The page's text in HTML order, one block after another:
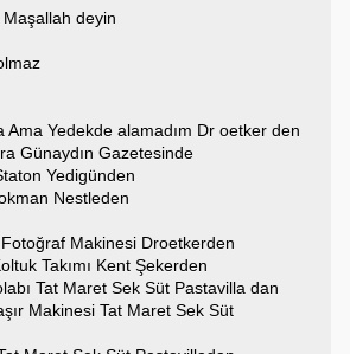
deyin
Ama Yedekde alamadım Dr oetker den
Günaydın Gazetesinde
Yedigünden
Nestleden
Makinesi Droetkerden
Takımı Kent Şekerden
Tat Maret Sek Süt Pastavilla dan
Makinesi Tat Maret Sek Süt